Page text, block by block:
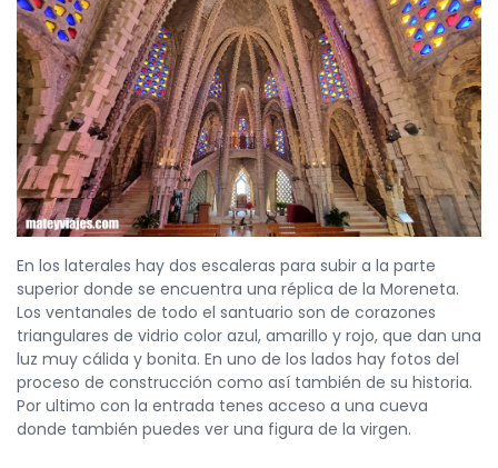
En los laterales hay dos escaleras para subir a la parte
superior donde se encuentra una réplica de la Moreneta.
Los ventanales de todo el santuario son de corazones
triangulares de vidrio color azul, amarillo y rojo, que dan una
luz muy cálida y bonita. En uno de los lados hay fotos del
proceso de construcción como así también de su historia.
Por ultimo con la entrada tenes acceso a una cueva
donde también puedes ver una figura de la virgen.